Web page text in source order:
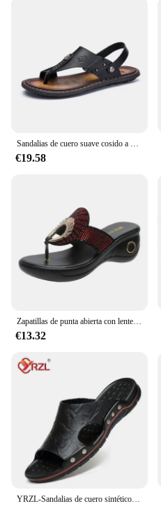
Sandalias de cuero suave cosido a mano para hombre, cómodas, de moda, de dos prendas, talla grande
€19.58
Zapatillas de punta abierta con lentejuelas para mujer, plataforma decorativa, mariquita, dulce, moda Popular, cómodas, tacón alto y grueso, novedad de verano
€13.32
YRZL-Sandalias de cuero sintético para hombre, zapatillas clásicas de verano, suaves, negras, ligeras, EVA